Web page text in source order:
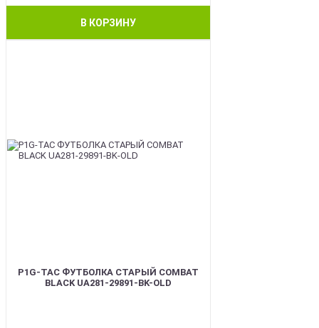
В КОРЗИНУ
P1G-TAC ФУТБОЛКА СТАРЫЙ COMBAT
BLACK UA281-29891-BK-OLD